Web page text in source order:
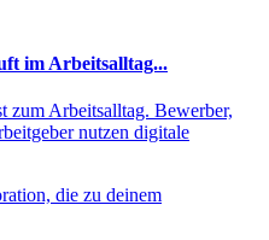
im Arbeitsalltag...
zum Arbeitsalltag. Bewerber,
nutzen digitale